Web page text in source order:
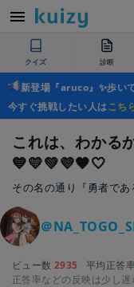
クイズ 診断
新登場『aruco』✨歩い
今すぐ挑戦したい人はこち
これは、わかる
💙💛💚💜🧡🤍
その名の通り『勇者であ
＠
ビュー数 2935 平均正答
正答率などの反映は少し遅